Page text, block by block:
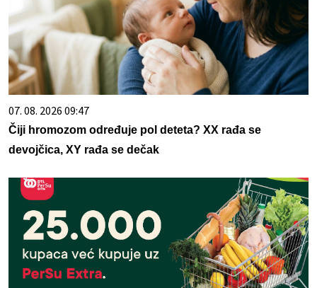
07. 08. 2026 09:47
Čiji hromozom određuje pol deteta? XX rađa se
devojčica, XY rađa se dečak